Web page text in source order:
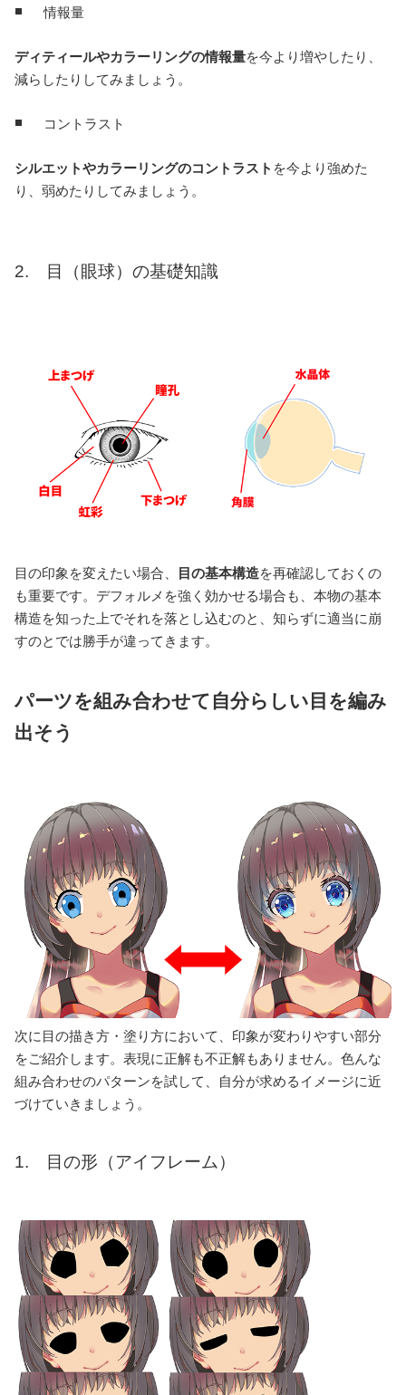
情報量
ディティールやカラーリングの情報量を今より増やしたり、
減らしたりしてみましょう。
コントラスト
シルエットやカラーリングのコントラスト を今より強めた
り、弱めたりしてみましょう。
2. 目（眼球）の基礎知識
目の印象を変えたい場合、 目の基本構造を再確認しておくの
も重要です。デフォルメを強く効かせる場合も、本物の基本
構造を知った上でそれを落とし込むのと、知らずに適当に崩
すのとでは勝手が違ってきます。
パーツを組み合わせて自分らしい目を編み
出そう
次に目の描き方・塗り方において、印象が変わりやすい部分
をご紹介します。表現に正解も不正解もありません。色んな
組み合わせのパターンを試して、自分が求めるイメージに近
づけていきましょう。
1. 目の形（アイフレーム）